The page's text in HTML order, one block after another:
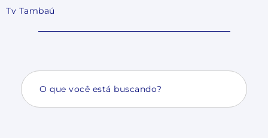
Tv Tambaú
Search
for: